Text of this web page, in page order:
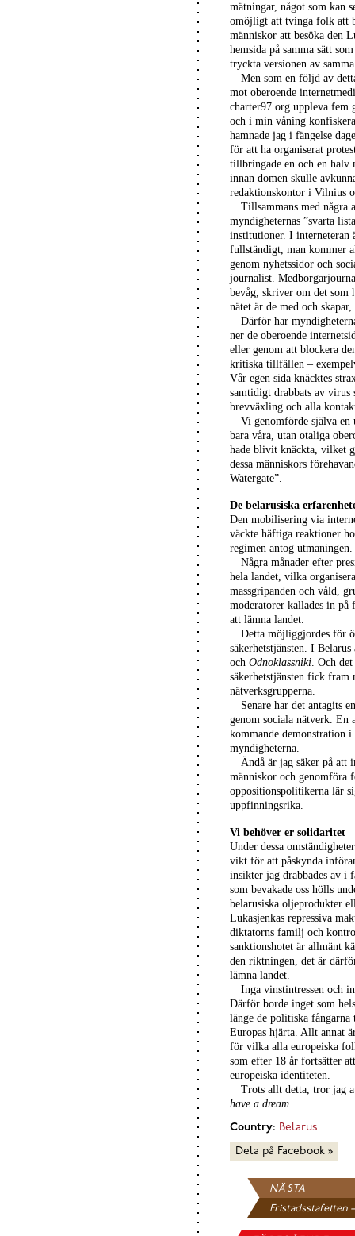
mätningar, något som kan
omöjligt att tvinga folk att
människor att besöka den
hemsida på samma sätt
tryckta versionen av
Men som en följd av
mot oberoende
charter97.org uppleva fem
och i min våning
hamnade jag i fängelse
för att ha organiserat
tillbringade en och en halv
innan domen skulle
redaktionskontor i Vilnius
Tillsammans med några
myndigheternas ”svarta
institutioner. I interneteran
fullständigt, man kommer
genom nyhetssidor och
journalist.
bevåg, skriver om det som
nätet är de med och
Därför har
ner de oberoende
eller genom att blockera
kritiska tillfällen –
Vår egen sida knäcktes
samtidigt drabbats av
brevväxling och alla
Vi genomförde själva en
bara våra, utan otaliga
hade blivit knäckta, vilket
dessa människors
Watergate”.
De belarusiska
Den mobilisering via
väckte häftiga reaktioner
regimen antog utmaningen.
Några månader efter
hela landet, vilka
massgripanden och våld,
moderatorer kallades in
att lämna landet.
Detta möjliggjordes för
säkerhetstjänsten. I
och Odnoklassniki. Och
säkerhetstjänsten fick fram
nätverksgrupperna.
Senare har det antagits
genom sociala nätverk. En
kommande demonstration
myndigheterna.
Ändå är jag säker på att
människor och genomföra
oppositionspolitikerna lär
uppfinningsrika.
Vi behöver er solidaritet
Under dessa
vikt för att påskynda
insikter jag drabbades av i
som bevakade oss hölls
belarusiska oljeprodukter
Lukasjenkas repressiva
diktatorns familj och
sanktionshotet är allmänt
den riktningen, det är
lämna landet.
Inga vinstintressen och
Därför borde inget som
länge de politiska
Europas hjärta. Allt annat
för vilka alla europeiska
som efter 18 år fortsätter
europeiska identiteten.
Trots allt detta, tror jag
have a dream.
Country: Belarus
Dela på Facebook »
NÄSTA
Fristadsstafetten